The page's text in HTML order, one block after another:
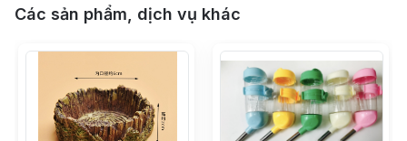
Các sản phẩm, dịch vụ khác